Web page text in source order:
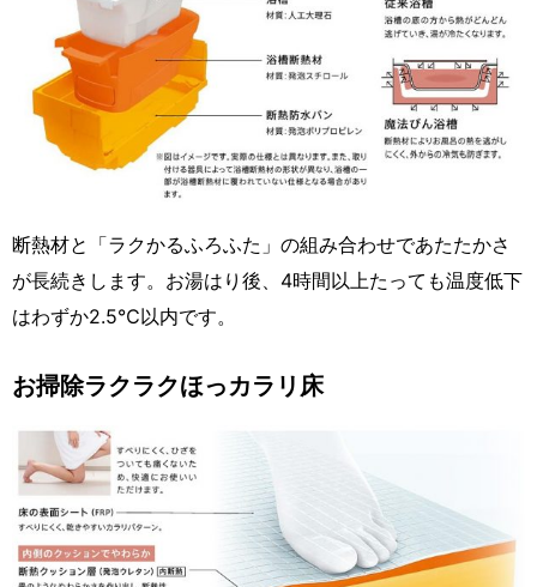
断熱材と「ラクかるふろふた」の組み合わせであたたかさ
が長続きします。お湯はり後、4時間以上たっても温度低下
はわずか2.5℃以内です。
お掃除ラクラクほっカラリ床